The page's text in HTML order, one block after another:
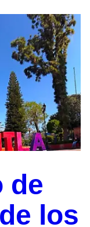
de
los